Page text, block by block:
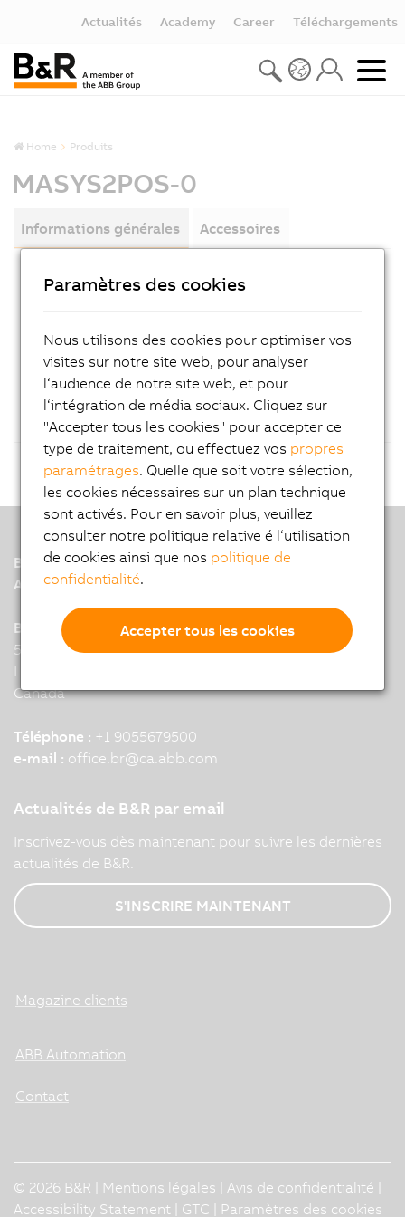
Actualités Academy Career Téléchargements
Home Produits
MASYS2POS-0
Informations générales Accessoires
RÉFÉRENCE PRODUIT:
DESCRIPTION:
Positioning user´s manual, German
B&R
A member of the ABB Group
B&R HQ: Mississauga, ON
5895 Kennedy Road
L4Z 2G3 Mississauga
Canada
Téléphone : +1 9055679500
e-mail : office.br@ca.abb.com
Actualités de B&R par email
Inscrivez-vous dès maintenant pour suivre les dernières
actualités de B&R.
S'INSCRIRE MAINTENANT
Magazine clients
ABB Automation
Contact
© 2026 B&R | Mentions légales Avis de confidentialité
Accessibility Statement
GTC Paramètres des cookies
Paramètres des cookies
Nous utilisons des cookies pour optimiser vos
visites sur notre site web, pour analyser
l‘audience de notre site web, et pour
l‘intégration de média sociaux. Cliquez sur
"Accepter tous les cookies" pour accepter ce
type de traitement, ou effectuez vos propres
paramétrages. Quelle que soit votre sélection,
les cookies nécessaires sur un plan technique
sont activés. Pour en savoir plus, veuillez
consulter notre politique relative é l‘utilisation
de cookies ainsi que nos politique de
confidentialité.
Accepter tous les cookies